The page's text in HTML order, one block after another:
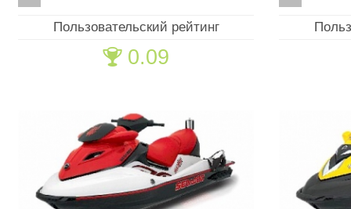
Пользовательский рейтинг
🏆 0.09